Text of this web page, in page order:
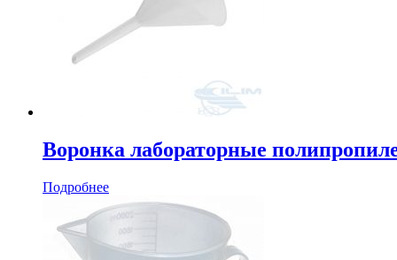
Воронка лабораторные
Подробнее